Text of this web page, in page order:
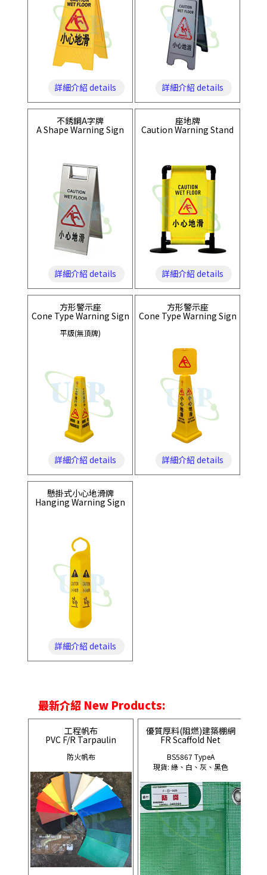
詳細介紹 details 詳細介紹 details
不銹鋼A字牌
A Shape Warning Sign
詳細介紹 details
座地牌
Caution Warning Stand
詳細介紹 details
方形警示座
Cone Type Warning Sign
平版(無頂牌)
詳細介紹 details
方形警示座
Cone Type Warning Sign
詳細介紹 details
懸掛式小心地滑牌
Hanging Warning Sign
詳細介紹 details
最新介紹 New Products:
工程帆布
PVC F/R Tarpaulin
防火帆布
優質厚料(阻燃)建築棚網
FR Scaffold Net
BS5867 TypeA
現貨: 綠、白、灰、黑色